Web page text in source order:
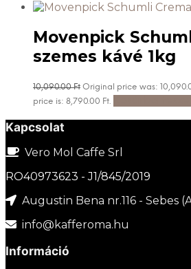
Movenpick
szemes kávé 1kg
10,090.00Ft Original price was:
price is: 8,790.00 Ft.
Kapcsolat
Vero Mol Caffe Srl
RO40973623 - J1/845/2019
Augustin Bena nr.116 - Sebes
info@kafferoma.hu
Információ